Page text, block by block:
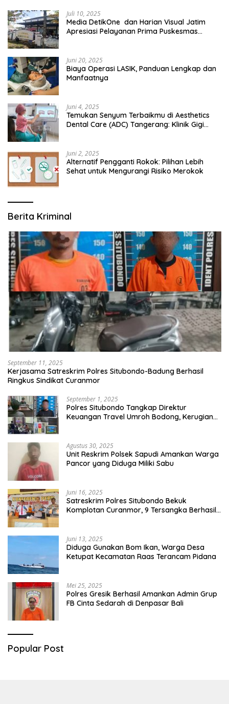
Juli 10, 2025
Media DetikOne dan Harian Visual Jatim
Apresiasi Pelayanan Prima Puskesmas
Juni 20, 2025
Biaya Operasi LASIK, Panduan Lengkap dan
Manfaatnya
Juni 4, 2025
Temukan Senyum Terbaikmu di Aesthetics
Dental Care (ADC) Tangerang: Klinik Gigi
Juni 2, 2025
Alternatif Pengganti Rokok: Pilihan Lebih
Sehat untuk Mengurangi Risiko Merokok
Berita Kriminal
September 11, 2025
Kerjasama Satreskrim Polres Situbondo-Badung Berhasil
Ringkus Sindikat Curanmor
September 1, 2025
Polres Situbondo Tangkap Direktur
Keuangan Travel Umroh Bodong, Kerugian
Agustus 30, 2025
Unit Reskrim Polsek Sapudi Amankan Warga
Pancor yang Diduga Miliki Sabu
Juni 16, 2025
Satreskrim Polres Situbondo Bekuk
Komplotan Curanmor, 9 Tersangka Berhasil
Juni 13, 2025
Diduga Gunakan Bom Ikan, Warga Desa
Ketupat Kecamatan Raas Terancam Pidana
Mei 25, 2025
Polres Gresik Berhasil Amankan Admin Grup
FB Cinta Sedarah di Denpasar Bali
Popular Post